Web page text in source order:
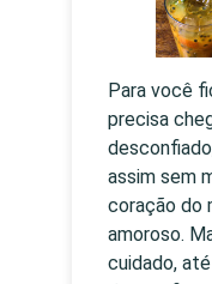
Para você
precisa
assim sem
coração do
amoroso.
cuidado,